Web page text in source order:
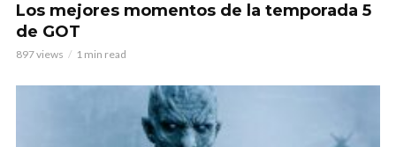
Los mejores momentos de la temporada 5
de GOT
897 views 1 min read